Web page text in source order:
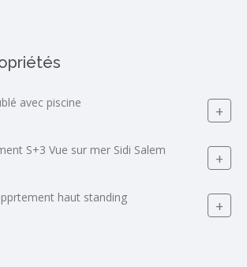
avec piscine +
S+3 Vue sur mer Sidi Salem +
haut standing +